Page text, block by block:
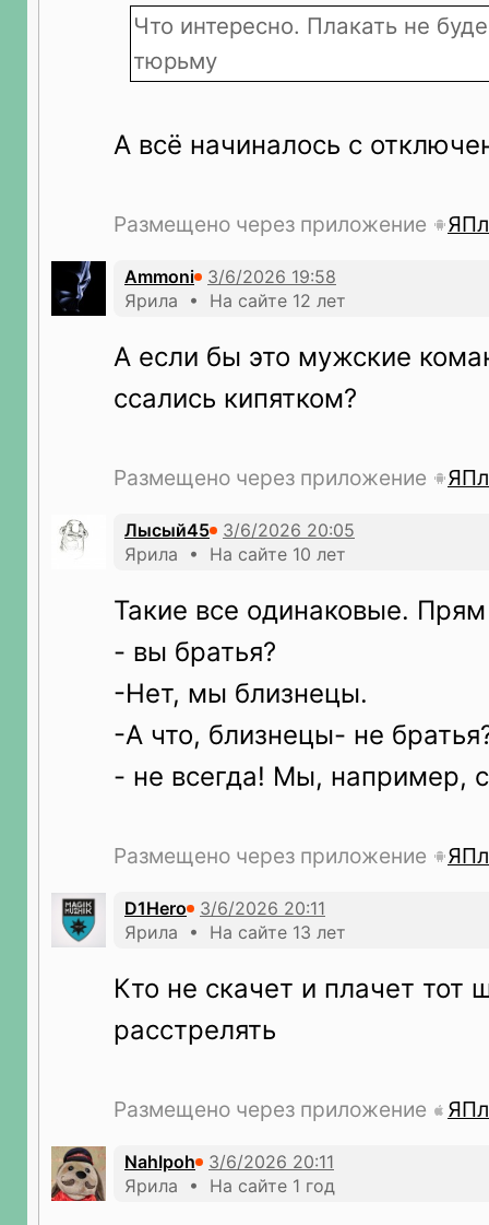
Что интересно. Плакать не
тюрьму
А всё начиналось с
Размещено через приложение
Ammoni
Ярила • На сайте 12 лет
А если бы это мужские
ссались кипятком?
Размещено через приложение
Лысый45
Ярила • На сайте 10 лет
Такие все одинаковые.
- вы братья?
-Нет, мы близнецы.
-А что, близнецы- не
- не всегда! Мы, например,
Размещено через приложение
D1Hero
Ярила • На сайте 13 лет
Кто не скачет и плачет тот
расстрелять
Размещено через приложение
NahIpoh
Ярила • На сайте 1 год